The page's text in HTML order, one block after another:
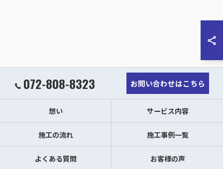
072-808-8323 お問い合わせはこちら
想い サービス内容
施工の流れ 施工事例一覧
よくある質問 お客様の声